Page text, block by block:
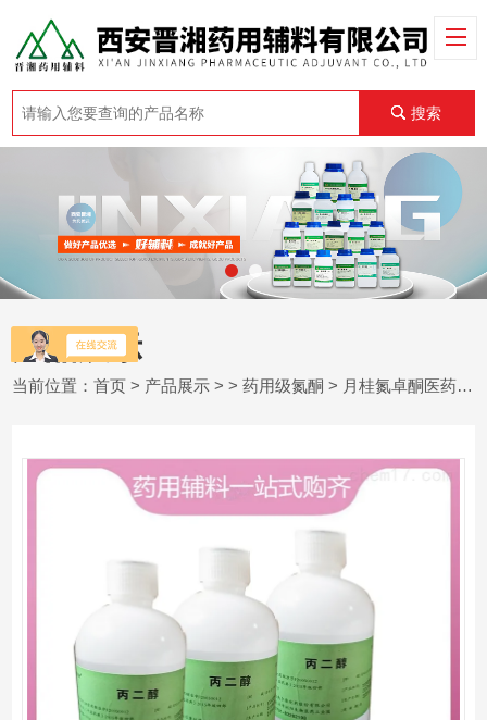
搜索
产品展示
当前位置：首页 > 产品展示 > >药用级氮酮 > 月桂氮卓酮医药氮酮2021 年报价